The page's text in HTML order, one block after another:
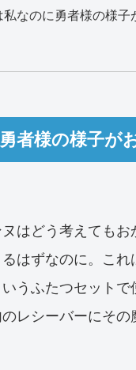
私なのに勇者様の様
者様の様子が
はどう考えても
はずなのに。こ
いうふたつセット
レシーバーにそ